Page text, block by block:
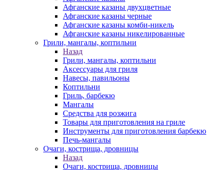
Афганские казаны двухцветные
Афганские казаны черные
Афганские казаны комби-никель
Афганские казаны никелированные
Грили, мангалы, коптильни
Назад
Грили, мангалы, коптильни
Аксессуары для гриля
Навесы, павильоны
Коптильни
Гриль, барбекю
Мангалы
Средства для розжига
Товары для приготовления на гриле
Инструменты для приготовления барбекю
Печь-мангалы
Очаги, кострища, дровницы
Назад
Очаги, кострища, дровницы